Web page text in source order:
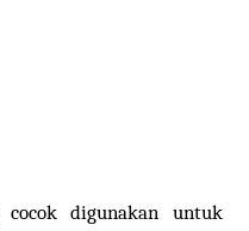
digunakan untuk